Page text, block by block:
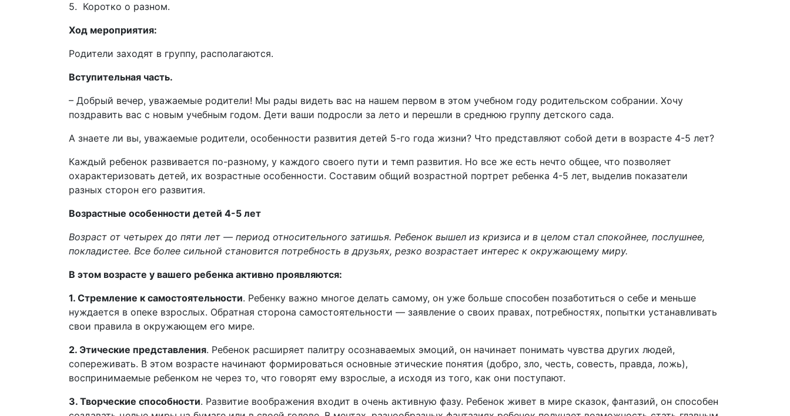
5. Коротко о разном.
Ход мероприятия:
Родители заходят в группу, располагаются.
Вступительная часть.
– Добрый вечер, уважаемые родители! Мы рады видеть вас на нашем первом в этом учебном году родительском собрании. Хочу
поздравить вас с новым учебным годом. Дети ваши подросли за лето и перешли в среднюю группу детского сада.
А знаете ли вы, уважаемые родители, особенности развития детей 5-го года жизни? Что представляют собой дети в возрасте 4-5 лет?
Каждый ребенок развивается по-разному, у каждого своего пути и темп развития. Но все же есть нечто общее, что позволяет
охарактеризовать детей, их возрастные особенности. Составим общий возрастной портрет ребенка 4-5 лет, выделив показатели
разных сторон его развития.
Возрастные особенности детей 4-5 лет
Возраст от четырех до пяти лет — период относительного затишья. Ребенок вышел из кризиса и в целом стал спокойнее, послушнее,
покладистее. Все более сильной становится потребность в друзьях, резко возрастает интерес к окружающему миру.
В этом возрасте у вашего ребенка активно проявляются:
1. Стремление к самостоятельности. Ребенку важно многое делать самому, он уже больше способен позаботиться о себе и меньше
нуждается в опеке взрослых. Обратная сторона самостоятельности — заявление о своих правах, потребностях, попытки устанавливать
свои правила в окружающем его мире.
2. Этические представления. Ребенок расширяет палитру осознаваемых эмоций, он начинает понимать чувства других людей,
сопереживать. В этом возрасте начинают формироваться основные этические понятия (добро, зло, честь, совесть, правда, ложь),
воспринимаемые ребенком не через то, что говорят ему взрослые, а исходя из того, как они поступают.
3. Творческие способности. Развитие воображения входит в очень активную фазу. Ребенок живет в мире сказок, фантазий, он способен